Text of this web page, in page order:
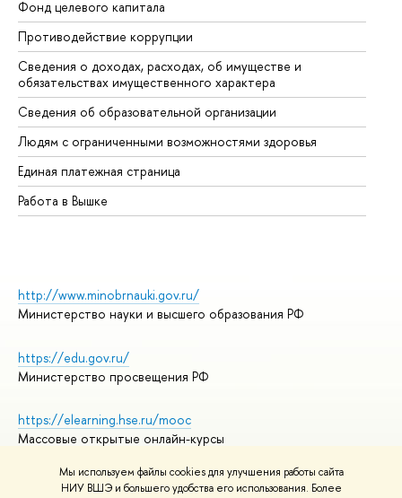
Мы используем файлы cookies для улучшения работы сайта
НИУ ВШЭ и большего удобства его использования. Более
Фонд целевого капитала
Противодействие коррупции
Сведения о доходах, расходах, об имуществе и
обязательствах имущественного характера
Сведения об образовательной организации
Людям с ограниченными возможностями здоровья
Единая платежная страница
Работа в Вышке
http://www.minobrnauki.gov.ru/
Министерство науки и высшего образования РФ
https://edu.gov.ru/
Министерство просвещения РФ
https://elearning.hse.ru/mooc
Массовые открытые онлайн-курсы